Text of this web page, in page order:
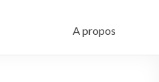
A propos